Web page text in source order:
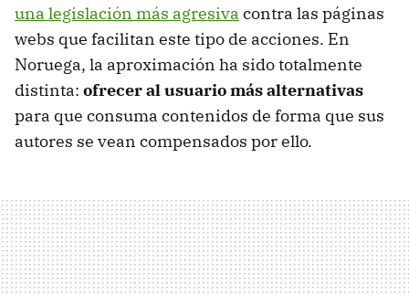
una legislación más agresiva contra las páginas
webs que facilitan este tipo de acciones. En
Noruega, la aproximación ha sido totalmente
distinta: ofrecer al usuario más alternativas
para que consuma contenidos de forma que sus
autores se vean compensados por ello.